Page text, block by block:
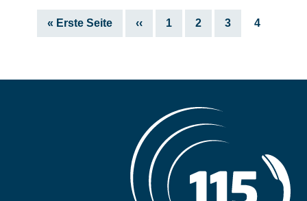
Erste
« Erste Seite Vorherige
‹‹ Seite
1 Seite
2 Seite
3 Aktuelle
4